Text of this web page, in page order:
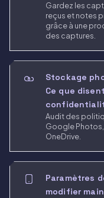
Gardez les
reçus et notes
grâce à une
des captures.
Stockage
Ce que
Audit des
Google
OneDrive.
Paramètres
modifier